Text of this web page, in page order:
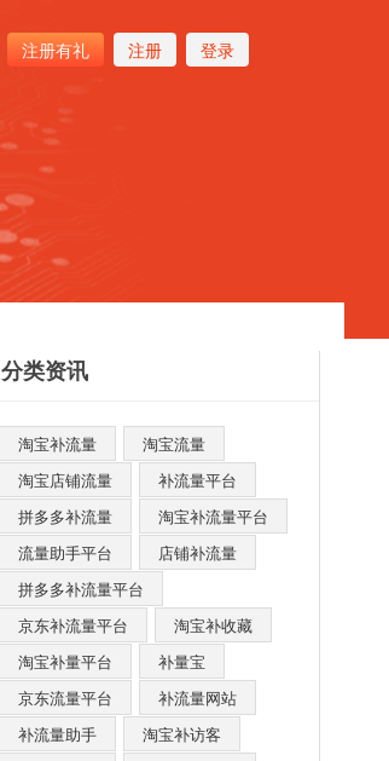
注册有礼 注册 登录
分类资讯
淘宝补流量
淘宝流量
淘宝店铺流量
补流量平台
拼多多补流量
淘宝补流量平台​
流量助手平台
店铺补流量
拼多多补流量平台
京东补流量平台
淘宝补收藏
淘宝补量平台
补量宝
京东流量平台
补流量网站
补流量助手
淘宝补访客